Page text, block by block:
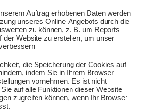
Auftrag erhobenen Daten werden
unseres Online-Angebots durch die
zu können, z. B. um Reports
der Website zu erstellen, um unser
die Speicherung der Cookies auf
indem Sie in Ihrem Browser
vornehmen. Es ist nicht
auf alle Funktionen dieser Website
zugreifen können, wenn Ihr Browser